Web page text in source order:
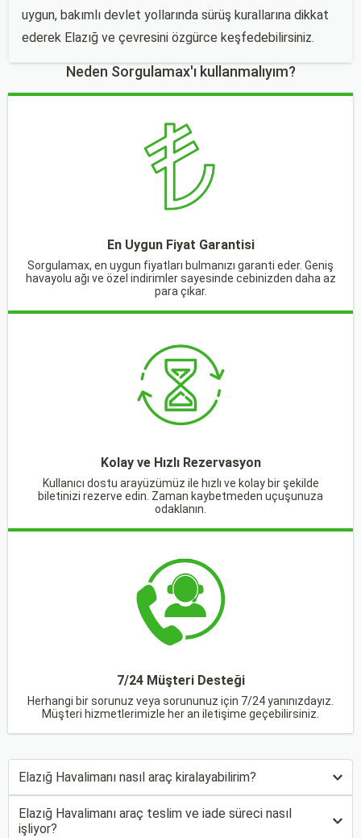
uygun, bakımlı devlet yollarında sürüş kurallarına dikkat
ederek Elazığ ve çevresini özgürce keşfedebilirsiniz.
Neden Sorgulamax'ı kullanmalıyım?
En Uygun Fiyat Garantisi
Sorgulamax, en uygun fiyatları bulmanızı garanti eder. Geniş
havayolu ağı ve özel indirimler sayesinde cebinizden daha az
para çıkar.
Kolay ve Hızlı Rezervasyon
Kullanıcı dostu arayüzümüz ile hızlı ve kolay bir şekilde
biletinizi rezerve edin. Zaman kaybetmeden uçuşunuza
odaklanın.
7/24 Müşteri Desteği
Herhangi bir sorunuz veya sorununuz için 7/24 yanınızdayız.
Müşteri hizmetlerimizle her an iletişime geçebilirsiniz.
Elazığ Havalimanı nasıl araç kiralayabilirim?
Elazığ Havalimanı araç teslim ve iade süreci nasıl
işliyor?